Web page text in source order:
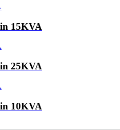
15KVA
25KVA
10KVA